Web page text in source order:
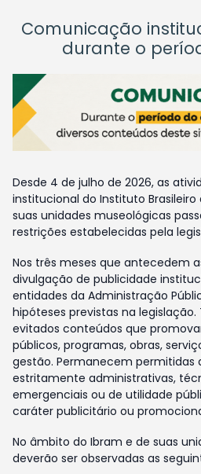
Comunicação
durante o
Desde 4 de julho de 2026, as
institucional do Instituto Brasileiro
suas unidades museológicas
restrições estabelecidas pela
Nos três meses que antecedem
divulgação de publicidade
entidades da Administração
hipóteses previstas na
evitados conteúdos que
públicos, programas, obras,
gestão. Permanecem permitidas
estritamente administrativas,
emergenciais ou de utilidade
caráter publicitário ou
No âmbito do Ibram e de suas
deverão ser observadas as